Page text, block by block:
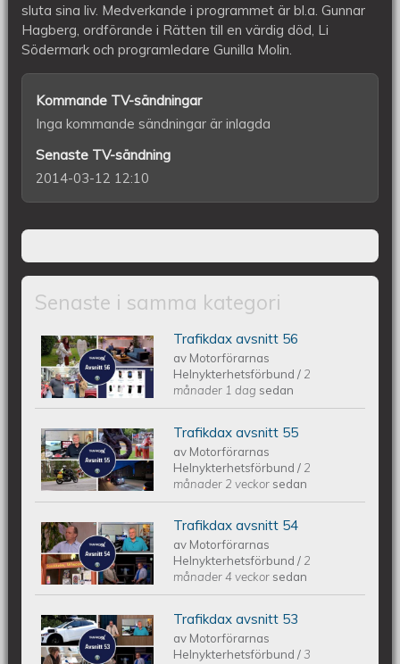
sluta sina liv. Medverkande i programmet är bl.a. Gunnar
Hagberg, ordförande i Rätten till en värdig död, Li
Södermark och programledare Gunilla Molin.
Kommande TV-sändningar
Inga kommande sändningar är inlagda
Senaste TV-sändning
2014-03-12 12:10
Senaste i samma kategori
Trafikdax - Avsnitt 56
Trafikdax avsnitt 56
av Motorförarnas
Helnykterhetsförbund/ 2
månader 1 dag sedan
Trafikdax - Avsnitt 55
Trafikdax avsnitt 55
av Motorförarnas
Helnykterhetsförbund/ 2
månader 2 veckor sedan
Trafikdax avsnitt 54
Trafikdax avsnitt 54
av Motorförarnas
Helnykterhetsförbund/ 2
månader 4 veckor sedan
Trafikdax - Avsnitt 53
Trafikdax avsnitt 53
av Motorförarnas
Helnykterhetsförbund/3